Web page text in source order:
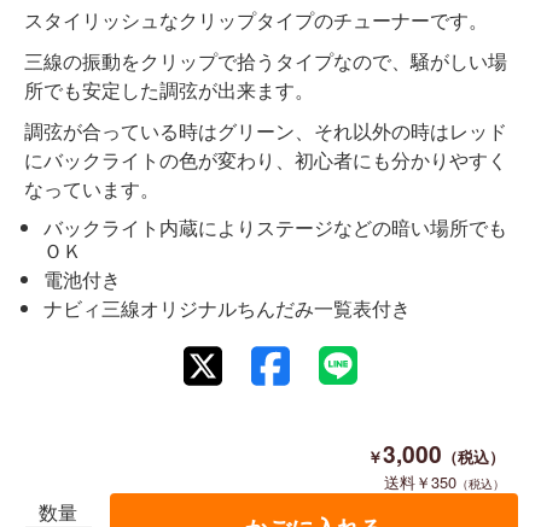
スタイリッシュなクリップタイプのチューナーです。
三線の振動をクリップで拾うタイプなので、騒がしい場
所でも安定した調弦が出来ます。
調弦が合っている時はグリーン、それ以外の時はレッド
にバックライトの色が変わり、初心者にも分かりやすく
なっています。
バックライト内蔵によりステージなどの暗い場所でも
ＯＫ
電池付き
ナビィ三線オリジナルちんだみ一覧表付き
3,000
350
数量